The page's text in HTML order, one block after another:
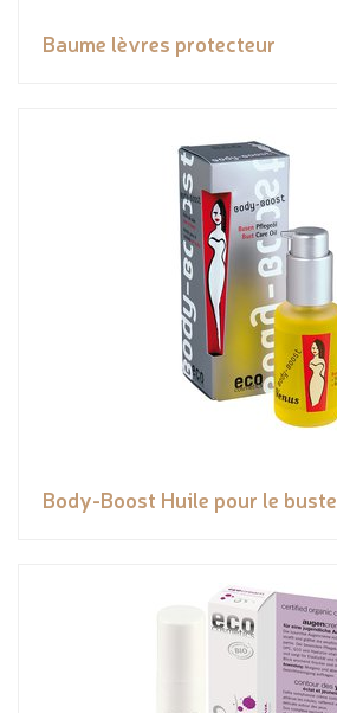
Baume lèvres protecteur
Body-Boost Huile pour le buste